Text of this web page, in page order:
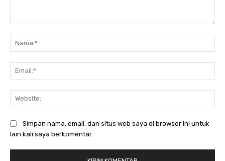
Simpan nama, email, dan situs web saya di browser ini untuk
lain kali saya berkomentar.